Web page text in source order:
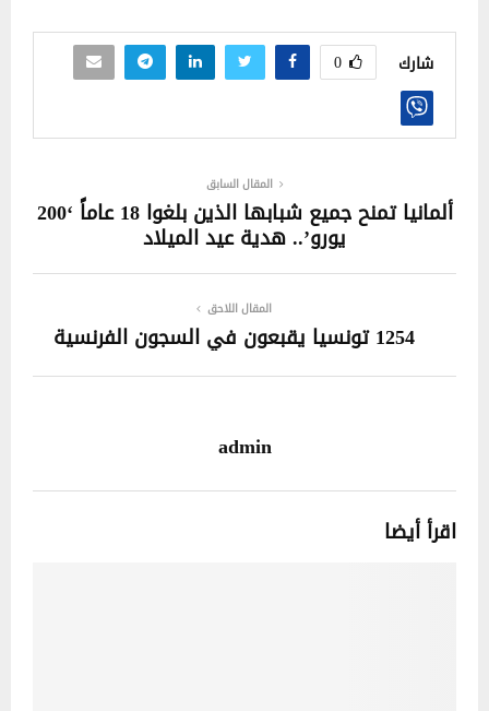
شارك 0
المقال السابق
ألمانيا تمنح جميع شبابها الذين بلغوا 18 عاماً ‘200
يورو’.. هدية عيد الميلاد
المقال اللاحق
1254 تونسيا يقبعون في السجون الفرنسية
admin
اقرأ أيضا